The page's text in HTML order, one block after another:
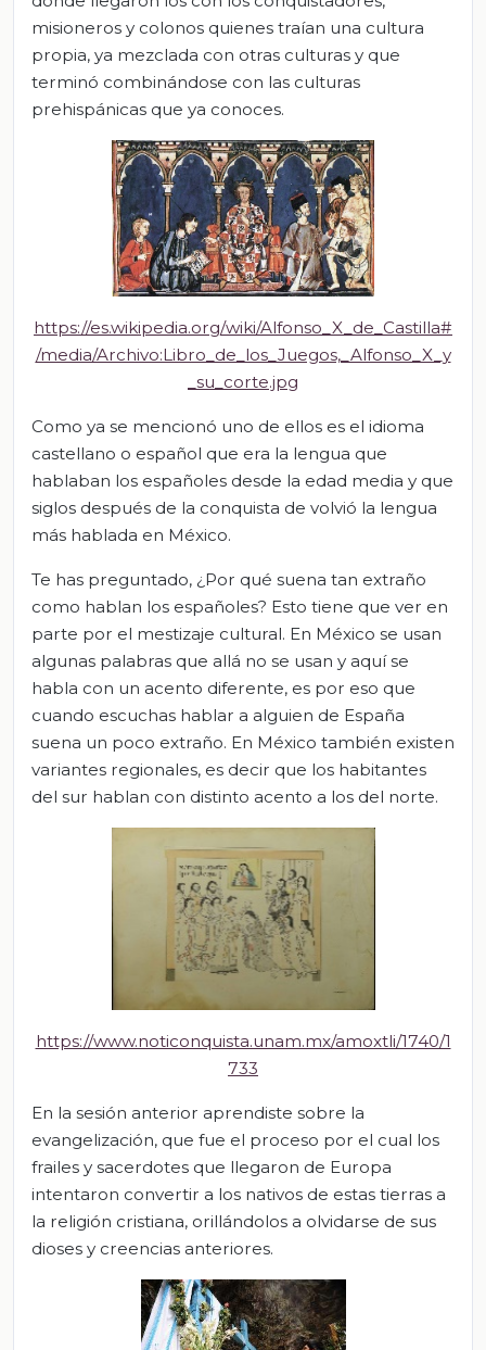
misioneros y colonos quienes traían una cultura
propia, ya mezclada con otras culturas y que
terminó combinándose con las culturas
prehispánicas que ya conoces.
https://es.wikipedia.org/wiki/Alfonso_X_de_Castilla#
/media/Archivo:Libro_de_los_Juegos,_Alfonso_X_y
_su_corte.jpg
Como ya se mencionó uno de ellos es el idioma
castellano o español que era la lengua que
hablaban los españoles desde la edad media y que
siglos después de la conquista de volvió la lengua
más hablada en México.
Te has preguntado, ¿Por qué suena tan extraño
como hablan los españoles? Esto tiene que ver en
parte por el mestizaje cultural. En México se usan
algunas palabras que allá no se usan y aquí se
habla con un acento diferente, es por eso que
cuando escuchas hablar a alguien de España
suena un poco extraño. En México también existen
variantes regionales, es decir que los habitantes
del sur hablan con distinto acento a los del norte.
https://www.noticonquista.unam.mx/amoxtli/1740/1
733
En la sesión anterior aprendiste sobre la
evangelización, que fue el proceso por el cual los
frailes y sacerdotes que llegaron de Europa
intentaron convertir a los nativos de estas tierras a
la religión cristiana, orillándolos a olvidarse de sus
dioses y creencias anteriores.